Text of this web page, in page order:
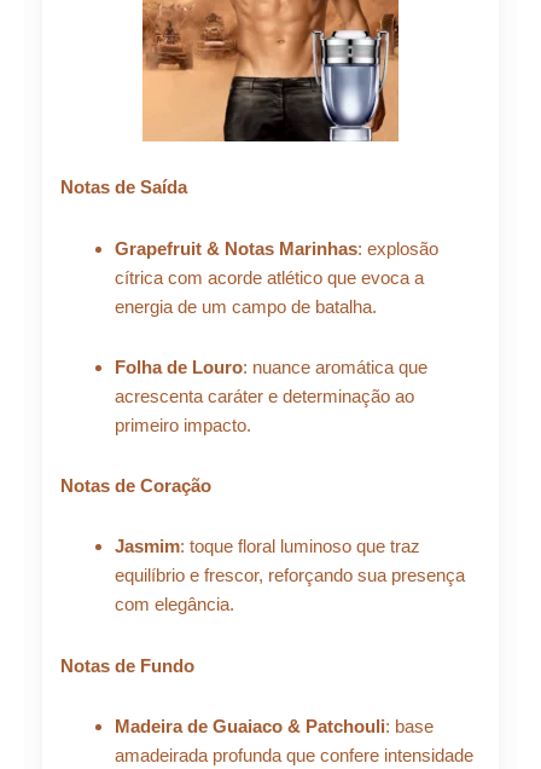
Notas de Saída
Grapefruit & Notas Marinhas: explosão
cítrica com acorde atlético que evoca a
energia de um campo de batalha.
Folha de Louro: nuance aromática que
acrescenta caráter e determinação ao
primeiro impacto.
Notas de Coração
Jasmim: toque floral luminoso que traz
equilíbrio e frescor, reforçando sua presença
com elegância.
Notas de Fundo
Madeira de Guaiaco & Patchouli: base
amadeirada profunda que confere intensidade